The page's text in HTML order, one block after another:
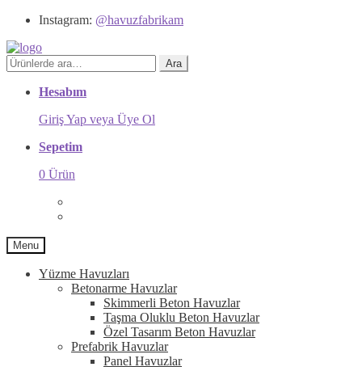
Instagram: @havuzfabrikam
Ara: Ara
Hesabım
Giriş Yap veya Üye Ol
Sepetim
0 Ürün
Menu
Yüzme Havuzları
Betonarme Havuzlar
Skimmerli Beton Havuzlar
Taşma Oluklu Beton Havuzlar
Özel Tasarım Beton Havuzlar
Prefabrik Havuzlar
Panel Havuzlar